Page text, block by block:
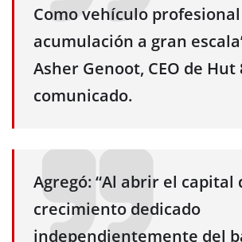
Como vehículo
acumulación a gran
Asher Genoot, CEO de Hut
comunicado.
Agregó: “Al abrir el capital
crecimiento dedicado
independientemente del